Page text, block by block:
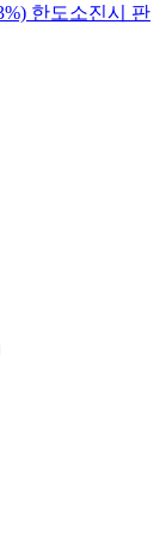
한도소진시 판